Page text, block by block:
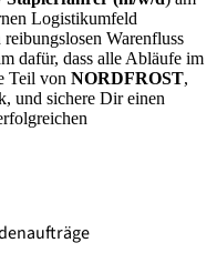
Logistikumfeld
Warenfluss
dafür, dass alle Abläufe im
Teil von NORDFROST,
und sichere Dir einen